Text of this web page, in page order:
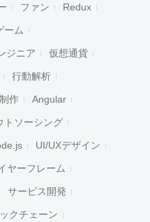
ファン Redux
ーム
ジニア 仮想通貨
行動解析
制作 Angular
トソーシング
UI/UXデザイン
ヤーフレーム
サービス開発
クチェーン